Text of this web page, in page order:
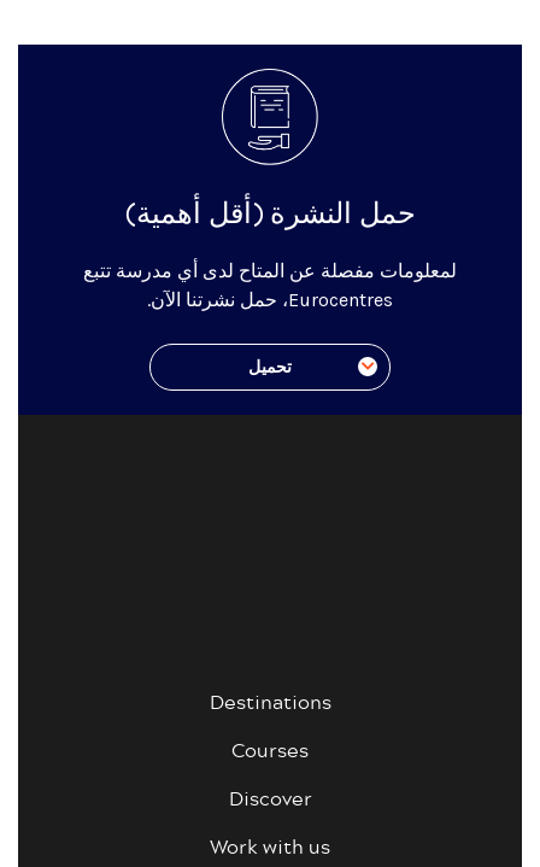
حمل النشرة (أقل أهمية)
لمعلومات مفصلة عن المتاح لدى أي مدرسة تتبع
Eurocentres، حمل نشرتنا الآن.
تحميل
Destinations
Courses
Discover
Work with us